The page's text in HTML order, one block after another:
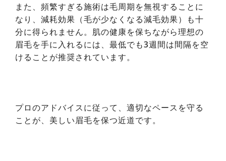
また、頻繁すぎる施術は毛周期を無視することに
なり、減耗効果（毛が少なくなる減毛効果）も十
分に得られません。肌の健康を保ちながら理想の
眉毛を手に入れるには、最低でも3週間は間隔を空
けることが推奨されています。
プロのアドバイスに従って、適切なペースを守る
ことが、美しい眉毛を保つ近道です。